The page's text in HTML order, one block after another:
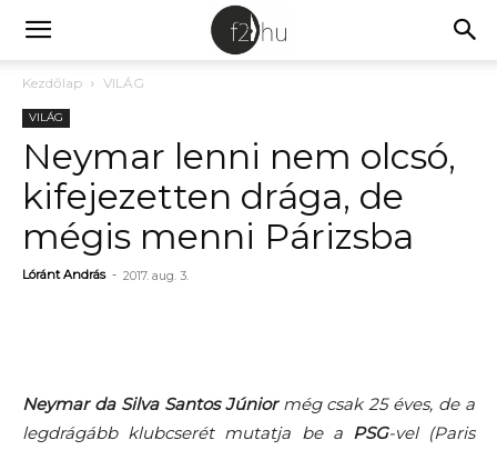
Kezdőlap VILÁG
VILÁG
Neymar lenni nem olcsó,
kifejezetten drága, de
mégis menni Párizsba
Lóránt András - 2017. aug. 3.
Neymar da Silva Santos Júniormég csak 25 éves, de a
legdrágább klubcserét mutatja be a PSG-vel (Paris